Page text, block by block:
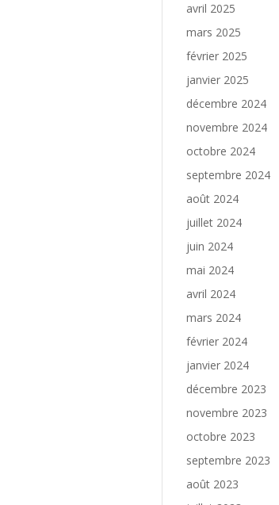
avril 2025
mars 2025
février 2025
janvier 2025
décembre 2024
novembre 2024
octobre 2024
septembre 2024
août 2024
juillet 2024
juin 2024
mai 2024
avril 2024
mars 2024
février 2024
janvier 2024
décembre 2023
novembre 2023
octobre 2023
septembre 2023
août 2023